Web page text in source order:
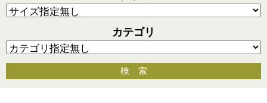
カテゴリ
検 索